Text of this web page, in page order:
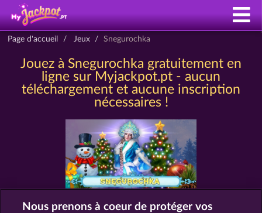
Page d'accueil Jeux Snegurochka
Jouez à Snegurochka gratuitement en
ligne sur Myjackpot.pt - aucun
téléchargement et aucune inscription
nécessaires !
Nous prenons à coeur de protéger vos